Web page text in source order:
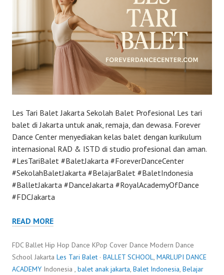
Les Tari Balet Jakarta Sekolah Balet Profesional Les tari
balet di Jakarta untuk anak, remaja, dan dewasa. Forever
Dance Center menyediakan kelas balet dengan kurikulum
internasional RAD & ISTD di studio profesional dan aman.
#LesTariBalet #BaletJakarta #ForeverDanceCenter
#SekolahBaletJakarta #BelajarBalet #BaletIndonesia
#BalletJakarta #DanceJakarta #RoyalAcademyOfDance
#FDCJakarta
READ MORE
FDC Ballet Hip Hop Dance KPop Cover Dance Modern Dance
School Jakarta Les Tari Balet · BALLET SCHOOL, MARLUPI DANCE
ACADEMY Indonesia , balet anak jakarta, Balet Indonesia, Belajar